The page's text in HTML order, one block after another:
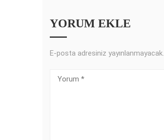
YORUM EKLE
E-posta adresiniz yayınlanmayacak.